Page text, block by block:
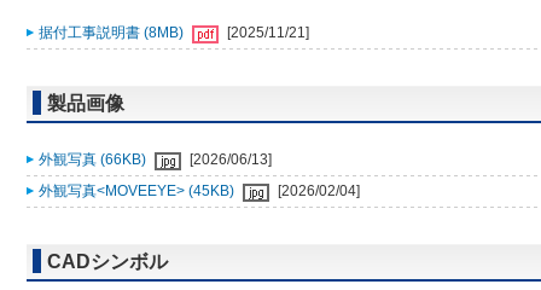
据付工事説明書 (8MB) [2025/11/21]
製品画像
外観写真 (66KB)
[2026/06/13]
外観写真<MOVEEYE> (45KB)
[2026/02/04]
CADシンボル